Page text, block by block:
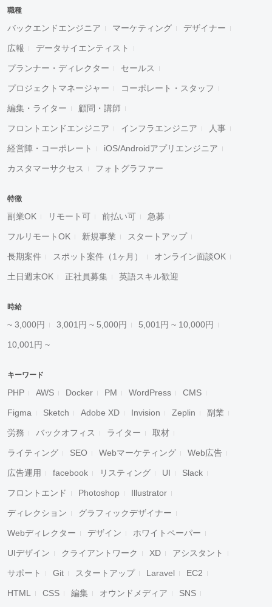
職種
バックエンドエンジニア マーケティング デザイナー
広報 データサイエンティスト
プランナー・ディレクター セールス
プロジェクトマネージャー コーポレート・スタッフ
編集・ライター 顧問・講師
フロントエンドエンジニア インフラエンジニア 人事
経営陣・コーポレート iOS/Androidアプリエンジニア
カスタマーサクセス フォトグラファー
特徴
副業OK リモート可 前払い可 急募
フルリモートOK 新規事業 スタートアップ
長期案件 スポット案件（1ヶ月） オンライン面談OK
土日週末OK 正社員募集 英語スキル歓迎
時給
~ 3,000円 3,001円 ~ 5,000円 5,001円 ~ 10,000円
10,001円 ~
キーワード
PHP AWS Docker PM WordPress CMS
Figma Sketch Adobe XD Invision Zeplin 副業
労務 バックオフィス ライター 取材
ライティング SEO Webマーケティング Web広告
広告運用 facebook リスティング UI Slack
フロントエンド Photoshop Illustrator
ディレクション グラフィックデザイナー
Webディレクター デザイン ホワイトペーパー
UIデザイン クライアントワーク XD アシスタント
サポート Git スタートアップ Laravel EC2
HTML CSS 編集 オウンドメディア SNS